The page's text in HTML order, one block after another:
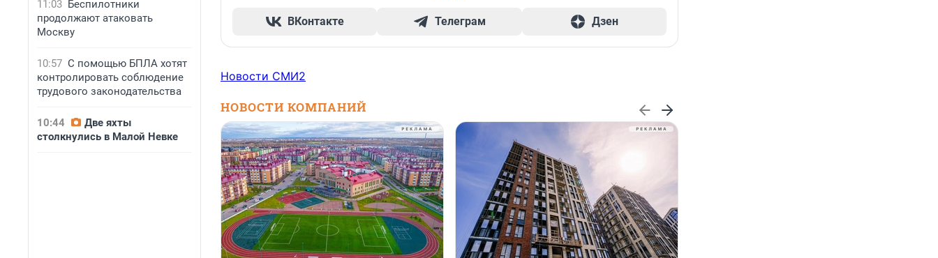
11:03 Беспилотники
продолжают атаковать
Москву
10:57 С помощью БПЛА хотят
контролировать соблюдение
трудового законодательства
10:44
Две яхты
столкнулись в Малой Невке
ВКонтакте Телеграм Дзен
Новости СМИ2
НОВОСТИ КОМПАНИЙ